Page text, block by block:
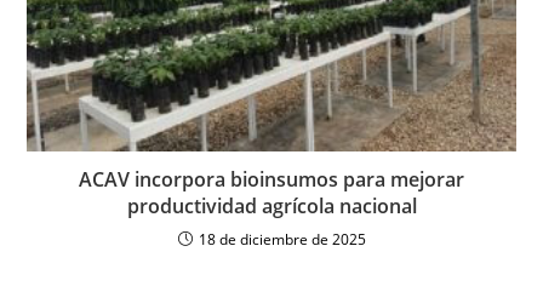
ACAV incorpora bioinsumos para mejorar
productividad agrícola nacional
18 de diciembre de 2025